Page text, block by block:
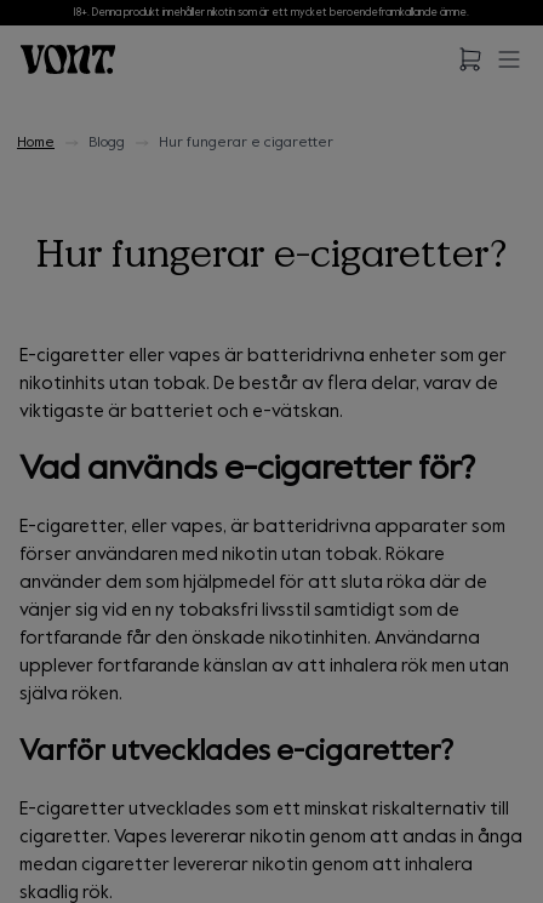
Hoppa till huvudinnehåll
18+. Denna produkt innehåller nikotin som är ett mycket beroendeframkallande ämne.
Home Blogg Hur fungerar e cigaretter
Hur fungerar e-cigaretter?
E-cigaretter eller vapes är batteridrivna enheter som ger
nikotinhits utan tobak. De består av flera delar, varav de
viktigaste är batteriet och e-vätskan.
Vad används e-cigaretter för?
E-cigaretter, eller vapes, är batteridrivna apparater som
förser användaren med nikotin utan tobak. Rökare
använder dem som hjälpmedel för att sluta röka där de
vänjer sig vid en ny tobaksfri livsstil samtidigt som de
fortfarande får den önskade nikotinhiten. Användarna
upplever fortfarande känslan av att inhalera rök men utan
själva röken.
Varför utvecklades e-cigaretter?
E-cigaretter utvecklades som ett minskat riskalternativ till
cigaretter. Vapes levererar nikotin genom att andas in ånga
medan cigaretter levererar nikotin genom att inhalera
skadlig rök.